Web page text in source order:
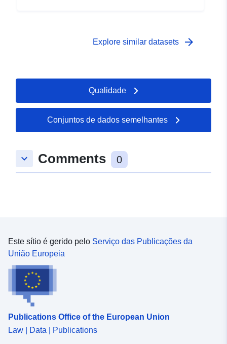
Explore similar datasets arrow_forward
Qualidade
Conjuntos de dados semelhantes
keyboard_arrow_down Comments 0
Este sítio é gerido pelo Serviço das Publicações da
União Europeia
Publications Office of the European Union
Law | Data | Publications